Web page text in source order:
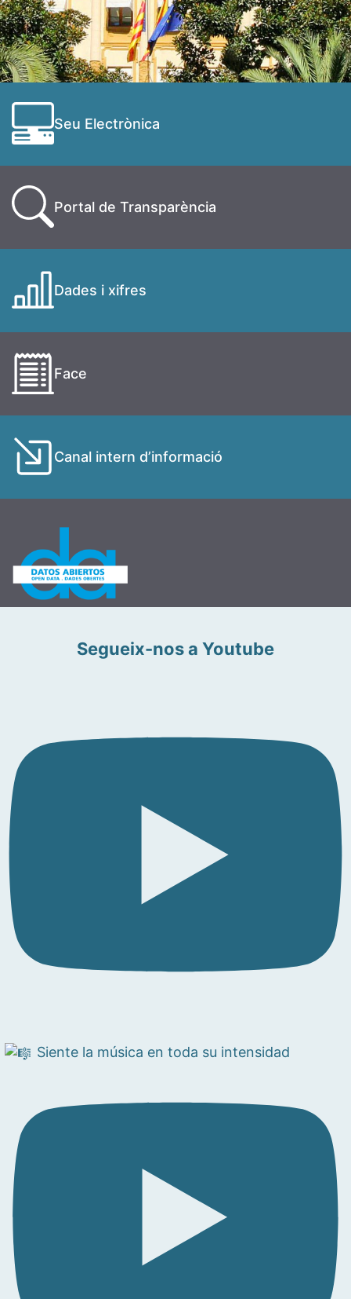
Seu Electrònica
Portal de Transparència
Dades i xifres
Face
Canal intern d’informació
Segueix-nos a Youtube
Siente la música en toda su intensidad